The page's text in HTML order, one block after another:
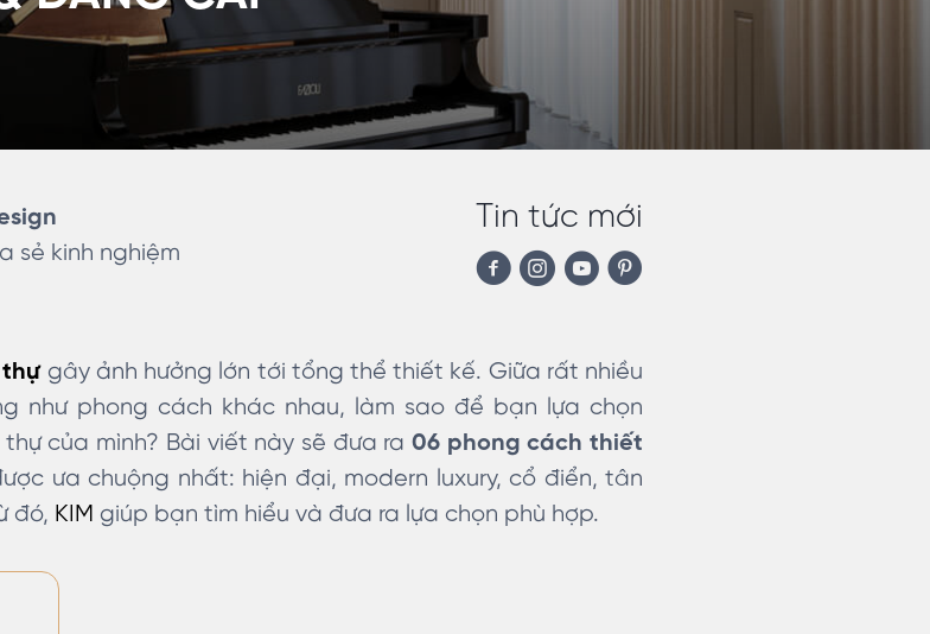
sẻ kinh nghiệm
Tin tức mới
thựgây ảnh hưởng lớn tới tổng thể thiết kế. Giữa rất nhiều
như phong cách khác nhau, làm sao để bạn lựa chọn
của mình? Bài viết này sẽ đưa ra 06 phong cách thiết
ưa chuộng nhất: hiện đại, modern luxury, cổ điển, tân
đó, KIM giúp bạn tìm hiểu và đưa ra lựa chọn phù hợp.